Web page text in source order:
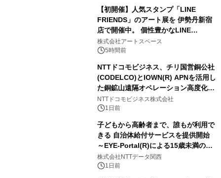
【初開催】人気スタンプ「LINE
FRIENDS」のアート展を 伊勢丹新宿
店で開催中。 個性豊かなLINE
FRIENDSの仲間たちが インテリアア
ートとして新たな魅力を発信。
株式会社アートスペース
5時間前
NTTドコモビジネス、チリ国営銅公社
(CODELCO)とIOWN(R) APNを活用し
た銅鉱山遠隔オペレーション高度化に
向けた調査・実証を開始
NTTドコモビジネス株式会社
1日前
子どもから高齢者まで、誰もが利用で
きる 自治体給付サービスを提供開始
～EYE-Portal(R)による15歳未満の本
人認証と デジタルデバイド対策で実現
～
株式会社NTTデータ関西
1日前